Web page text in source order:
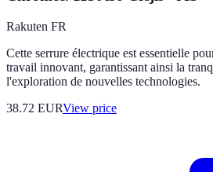
Rakuten FR
Cette serrure électrique est essentielle
travail innovant, garantissant ainsi la
l'exploration de nouvelles technologies.
38.72 EURView price